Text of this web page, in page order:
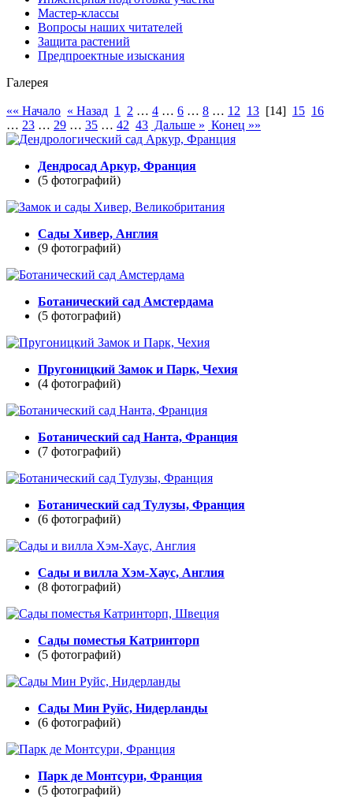
Мастер-классы
Вопросы наших читателей
Защита растений
Предпроектные изыскания
Галерея
«« Начало « Назад 1 2 … 4 … 6 … 8 … 12 13 [14] 15 16
… 23 … 29 … 35 … 42 43 Дальше » Конец »»
Дендросад Аркур, Франция
(5 фотографий)
Cады Хивер, Англия
(9 фотографий)
Ботанический сад Амстердама
(5 фотографий)
Пругоницкий Замок и Парк, Чехия
(4 фотографий)
Ботанический сад Нанта, Франция
(7 фотографий)
Ботанический сад Тулузы, Франция
(6 фотографий)
Сады и вилла Хэм-Хаус, Англия
(8 фотографий)
Сады поместья Катринторп
(5 фотографий)
Сады Мин Руйс, Нидерланды
(6 фотографий)
Парк де Монтсури, Франция
(5 фотографий)